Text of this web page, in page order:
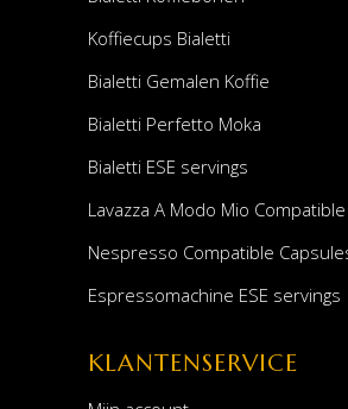
Koffiecups Bialetti
Bialetti Gemalen Koffie
Bialetti Perfetto Moka
Bialetti ESE servings
Lavazza A Modo Mio
Nespresso Compatible
Espressomachine ESE servings
KLANTENSERVICE